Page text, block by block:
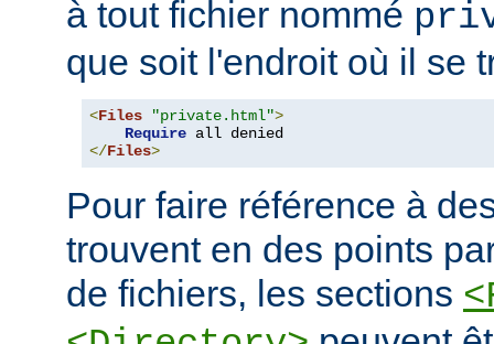
à tout fichier nommé
que soit l'endroit où il se
<Files "private.html">
Require
</Files>
Pour faire référence à
trouvent en des points
de fichiers, les sections